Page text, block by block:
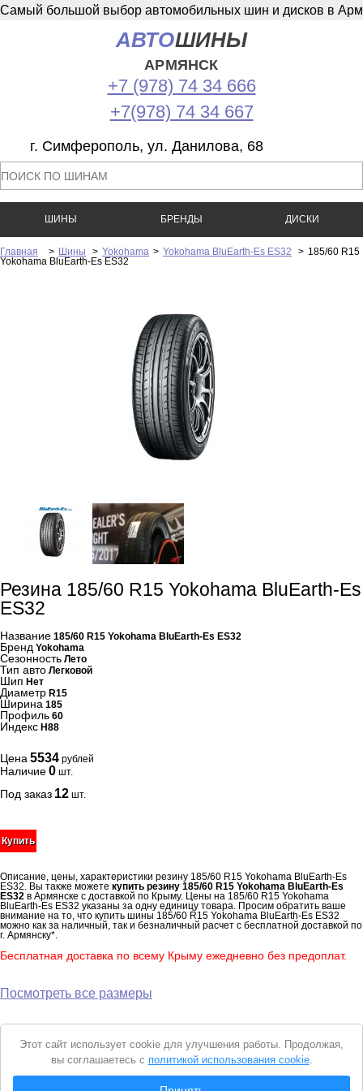
Самый большой выбор автомобильных шин и дисков в
АВТОШИНЫ
АРМЯНСК
+7 (978) 74 34 666
+7(978) 74 34 667
г. Симферополь, ул. Данилова, 68
ШИНЫ БРЕНДЫ ДИСКИ
Главная > Шины > Yokohama > Yokohama BluEarth-Es ES32 > 185/60 R15
Yokohama BluEarth-Es ES32
Резина 185/60 R15 Yokohama BluEarth-Es
ES32
Название 185/60 R15 Yokohama BluEarth-Es ES32
Бренд Yokohama
Сезонность Лето
Тип авто Легковой
Шип Нет
Диаметр R15
Ширина 185
Профиль 60
Индекс H88
Цена 5534 рублей
Наличие0 шт.
Под заказ 12 шт.
Купить
Описание, цены, характеристики резину 185/60 R15 Yokohama BluEarth-Es
ES32. Вы также можете купить резину 185/60 R15 Yokohama BluEarth-Es
ES32 в Армянске с доставкой по Крыму. Цены на 185/60 R15 Yokohama
BluEarth-Es ES32 указаны за одну единицу товара. Просим обратить ваше
внимание на то, что купить шины 185/60 R15 Yokohama BluEarth-Es ES32
можно как за наличный, так и безналичный расчет с бесплатной доставкой по
г. Армянску*.
Бесплатная доставка по всему Крыму ежедневно без предоплат.
Посмотреть все размеры
Уведомление
cookie
Этот сайт использует cookie для улучшения работы. Продолжая,
вы соглашаетесь с политикой использования cookie.